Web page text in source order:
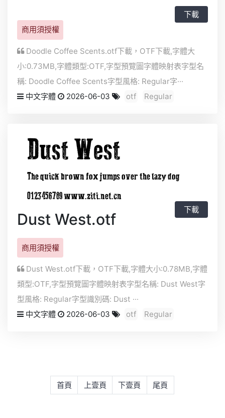
下載
商用須授權
Doodle Coffee Scents.otf下載， OTF下載,字體大
小:0.73MB,字體類型:OTF,字型預覽圖字體映射表字型名
稱: Doodle Coffee Scents字型風格: Regular字···
中文字體
2026-06-03 otf Regular
Dust West.otf
下載
商用須授權
Dust West.otf下載， OTF下載,字體大小:0.78MB,字體
類型:OTF,字型預覽圖字體映射表字型名稱: Dust West字
型風格: Regular字型識別碼: Dust ···
中文字體
2026-06-03 otf Regular
首頁 上壹頁 下壹頁 尾頁